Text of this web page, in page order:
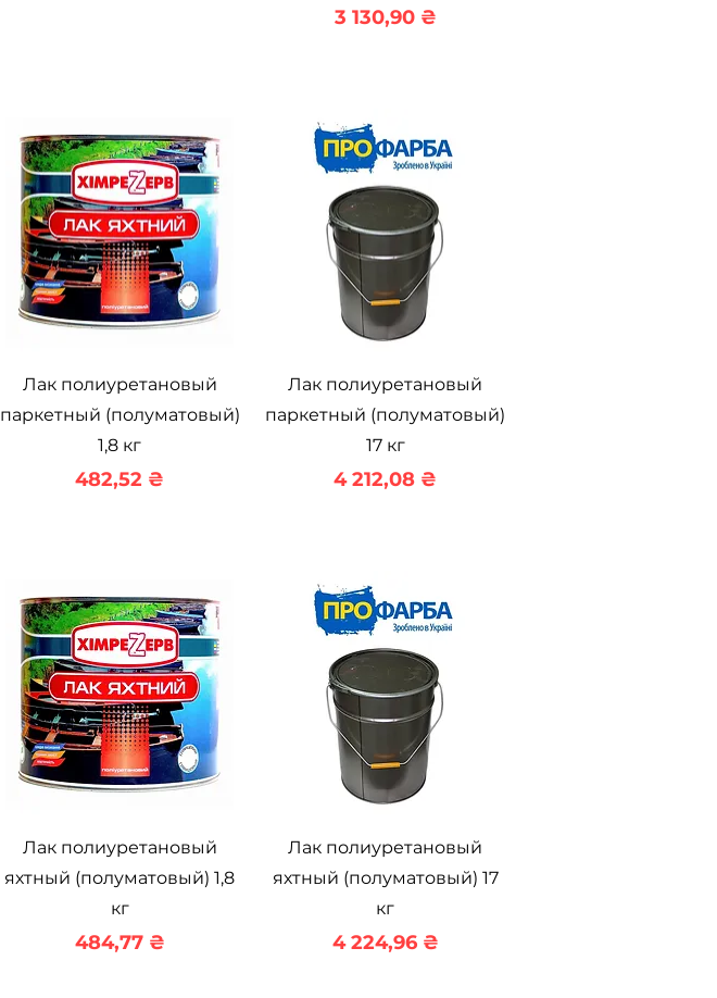
Цена
3 130,90 ₴
Быстрый просмотр
Лак полиуретановый
паркетный (полуматовый)
1,8 кг
Цена
482,52 ₴
Быстрый просмотр
Лак полиуретановый
паркетный (полуматовый)
17 кг
Цена
4 212,08 ₴
Быстрый просмотр
Лак полиуретановый
яхтный (полуматовый) 1,8
кг
Цена
484,77 ₴
Быстрый просмотр
Лак полиуретановый
яхтный (полуматовый) 17
кг
Цена
4 224,96 ₴